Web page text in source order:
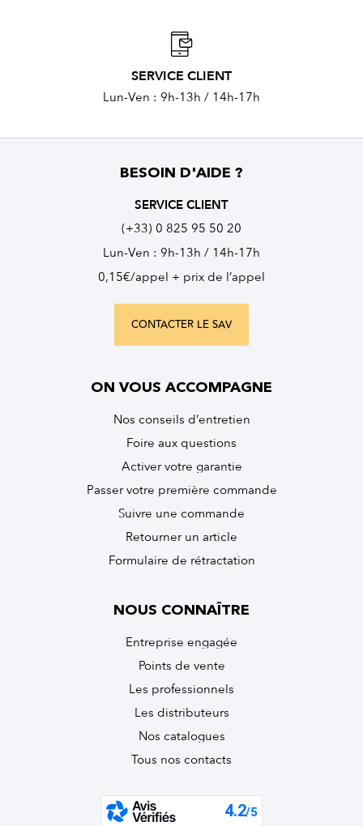
SERVICE CLIENT
Lun-Ven : 9h-13h / 14h-17h
BESOIN D'AIDE ?
SERVICE CLIENT
(+33) 0 825 95 50 20
Lun-Ven : 9h-13h / 14h-17h
0,15€/appel + prix de l’appel
CONTACTER LE SAV
ON VOUS ACCOMPAGNE
Nos conseils d’entretien
Foire aux questions
Activer votre garantie
Passer votre première commande
Suivre une commande
Retourner un article
Formulaire de rétractation
NOUS CONNAÎTRE
Entreprise engagée
Points de vente
Les professionnels
Les distributeurs
Nos catalogues
Tous nos contacts